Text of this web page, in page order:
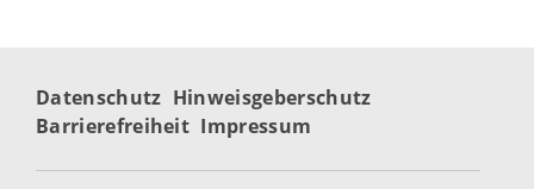
Datenschutz Hinweisgeberschutz
Barrierefreiheit Impressum